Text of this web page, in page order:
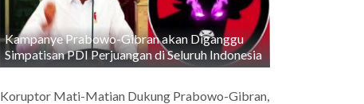
Kampanye Prabowo-Gibran akan Diganggu
Simpatisan PDI Perjuangan di Seluruh Indonesia
Koruptor Mati-Matian Dukung Prabowo-Gibran,